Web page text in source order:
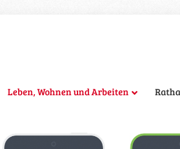
Leben, Wohnen und Arbeiten